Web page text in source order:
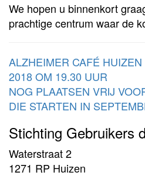
We hopen u binnenkort
prachtige centrum waar de
ALZHEIMER CAFÉ
2018 OM 19.30 UUR
NOG PLAATSEN VRIJ
DIE STARTEN IN
Stichting Gebruikers
Waterstraat 2
1271 RP Huizen